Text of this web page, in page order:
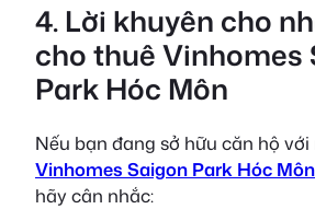
4. Lời khuyên cho
cho thuê Vinhomes
Park Hóc Môn
Nếu bạn đang sở hữu căn hộ
Vinhomes Saigon Park Hóc Môn
hãy cân nhắc: